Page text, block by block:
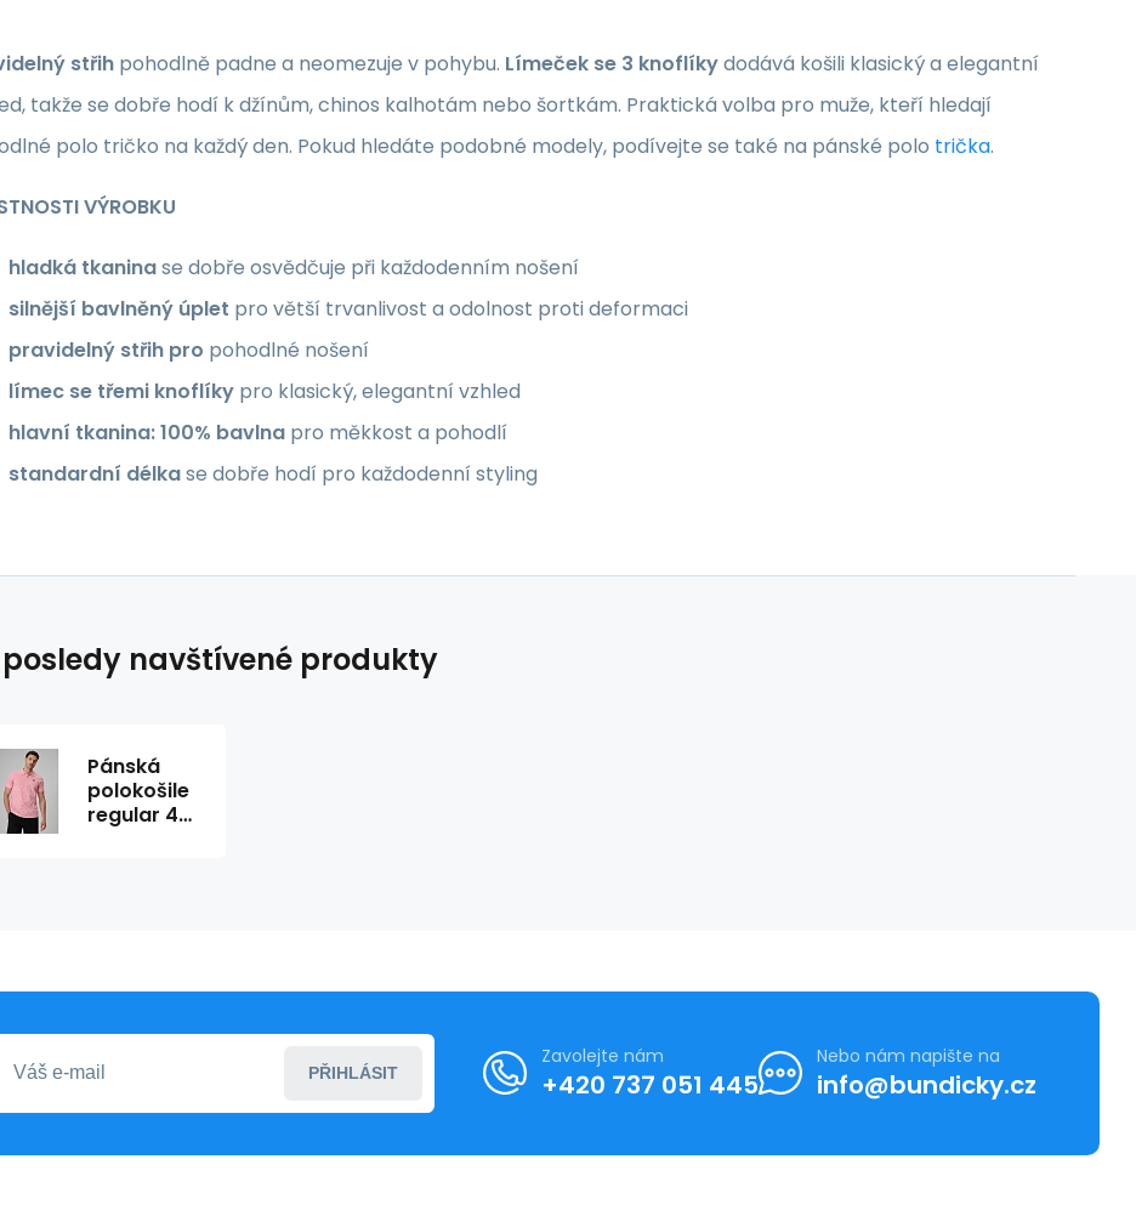
střih pohodlně padne a neomezuje v pohybu. Límeček se 3 knoflíkydodává košili klasický a elegantní
takže se dobře hodí k džínům, chinos kalhotám nebo šortkám. Praktická volba pro muže, kteří hledají
polo tričko na každý den. Pokud hledáte podobné modely, podívejte se také na pánské polo trička.
VÝROBKU
hladká tkaninase dobře osvědčuje při každodenním nošení
silnější bavlněný úplet pro větší trvanlivost a odolnost proti deformaci
pravidelný střih pro pohodlné nošení
límec se třemi knoflíky pro klasický, elegantní vzhled
hlavní tkanina: 100% bavlna pro měkkost a pohodlí
standardní délkase dobře hodí pro každodenní styling
navštívené produkty
Pánská
polokošile
regular 4F
PŘIHLÁSIT
Zavolejte nám
+420 737 051 445
Nebo nám napište na
info@bundicky.cz